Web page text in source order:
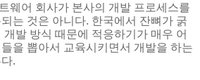
웨어 회사가 본사의 개발 프로세스를
는 것은 아니다. 한국에서 잔뼈가 굵
발 방식 때문에 적응하기가 매우 어
을 뽑아서 교육시키면서 개발을 하는
.